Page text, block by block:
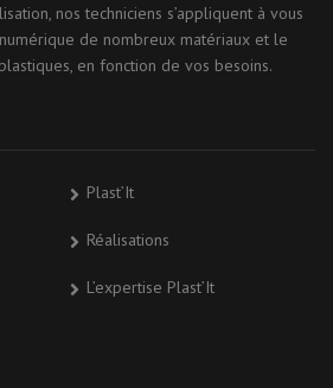
nos techniciens s’appliquent à vous
de nombreux matériaux et le
en fonction de vos besoins.
Plast’It
Réalisations
L’expertise Plast’It